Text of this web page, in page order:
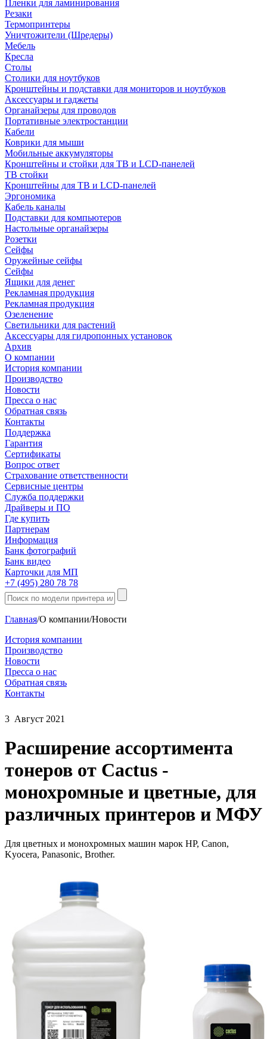
Пленки для ламинирования
Резаки
Термопринтеры
Уничтожители (Шредеры)
Мебель
Кресла
Столы
Столики для ноутбуков
Кронштейны и подставки для мониторов и ноутбуков
Аксессуары и гаджеты
Органайзеры для проводов
Портативные электростанции
Кабели
Коврики для мыши
Мобильные аккумуляторы
Кронштейны и стойки для ТВ и LCD-панелей
ТВ стойки
Кронштейны для ТВ и LCD-панелей
Эргономика
Кабель каналы
Подставки для компьютеров
Настольные органайзеры
Розетки
Сейфы
Оружейные сейфы
Сейфы
Ящики для денег
Рекламная продукция
Рекламная продукция
Озеленение
Светильники для растений
Аксессуары для гидропонных установок
Архив
О компании
История компании
Производство
Новости
Пресса о нас
Обратная связь
Контакты
Поддержка
Гарантия
Сертификаты
Вопрос ответ
Страхование ответственности
Сервисные центры
Служба поддержки
Драйверы и ПО
Где купить
Партнерам
Информация
Банк фотографий
Банк видео
Карточки для МП
+7 (495) 280 78 78
Главная/О компании/Новости
История компании
Производство
Новости
Пресса о нас
Обратная связь
Контакты
3 Август 2021
Расширение ассортимента
тонеров от Cactus -
монохромные и цветные, для
различных принтеров и МФУ
Для цветных и монохромных машин марок HP, Canon,
Kyocera, Panasonic, Brother.